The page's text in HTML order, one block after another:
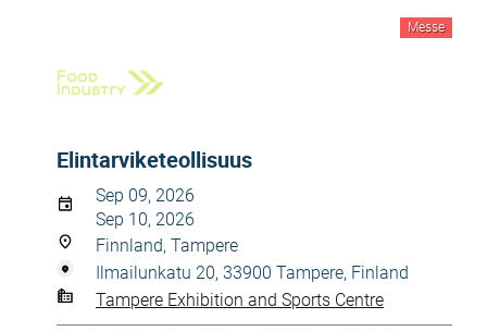
Messe
Elintarviketeollisuus
Sep 09, 2026
Sep 10, 2026
Finnland, Tampere
Ilmailunkatu 20, 33900 Tampere, Finland
Tampere Exhibition and Sports Centre